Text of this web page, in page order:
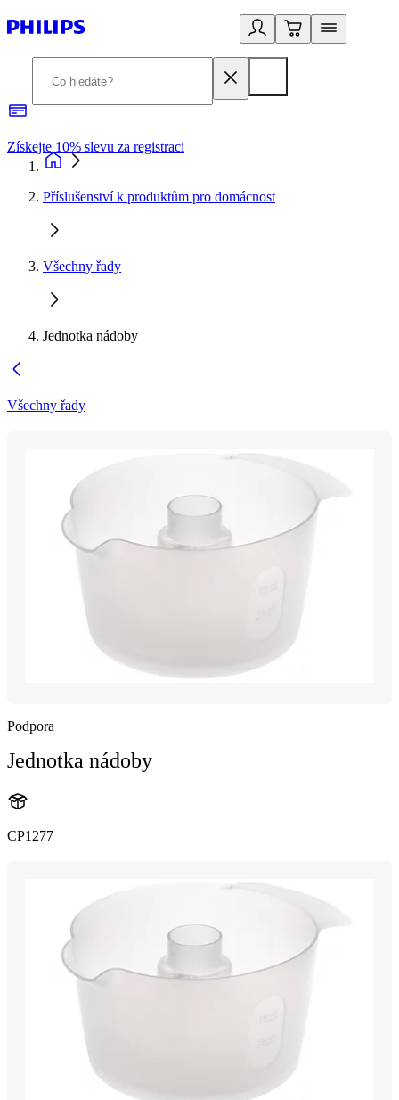
Získejte 10% slevu za registraci
Příslušenství k produktům pro domácnost
Všechny řady
Jednotka nádoby
Všechny řady
Podpora
Jednotka nádoby
CP1277